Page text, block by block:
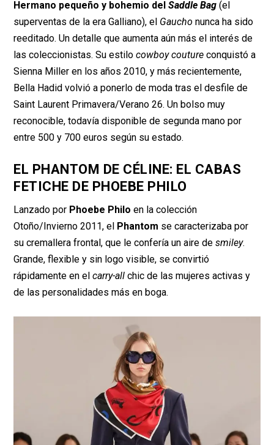
Hermano pequeño y bohemio delSaddle Bag (el
superventas de la era Galliano), el Gaucho nunca ha sido
reeditado. Un detalle que aumenta aún más el interés de
las coleccionistas. Su estilocowboy couture conquistó a
Sienna Miller en los años 2010, y más recientemente,
Bella Hadid volvió a ponerlo de moda tras el desfile de
Saint Laurent Primavera/Verano 26. Un bolso muy
reconocible, todavía disponible de segunda mano por
entre 500 y 700 euros según su estado.
EL PHANTOM DE CÉLINE: EL CABAS
FETICHE DE PHOEBE PHILO
Lanzado por Phoebe Philo en la colección
Otoño/Invierno 2011, el Phantom se caracterizaba por
su cremallera frontal, que le confería un aire desmiley.
Grande, flexible y sin logo visible, se convirtió
rápidamente en elcarry-all chic de las mujeres activas y
de las personalidades más en boga.